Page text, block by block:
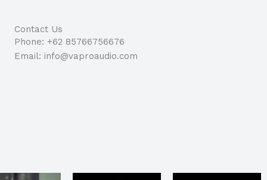
Contact Us
Phone: +62 85766756676
Email: info@vaproaudio.com